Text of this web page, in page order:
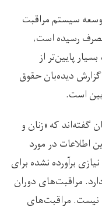
سیستم مراقبت
به مصرف رسیده است،
پایین‌تر از
دیده‌بان حقوق
است.
گفته‌اند که «زنان و
اطلاعات در مورد
برآورده نشده برای
مراقبت‌های دوران
نیست. مراقبت‌های